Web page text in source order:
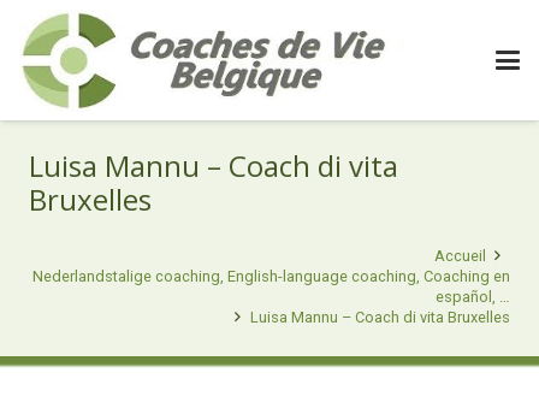
Luisa Mannu – Coach di vita
Bruxelles
Accueil
Nederlandstalige coaching, English-language coaching, Coaching en
español, …
Luisa Mannu – Coach di vita Bruxelles